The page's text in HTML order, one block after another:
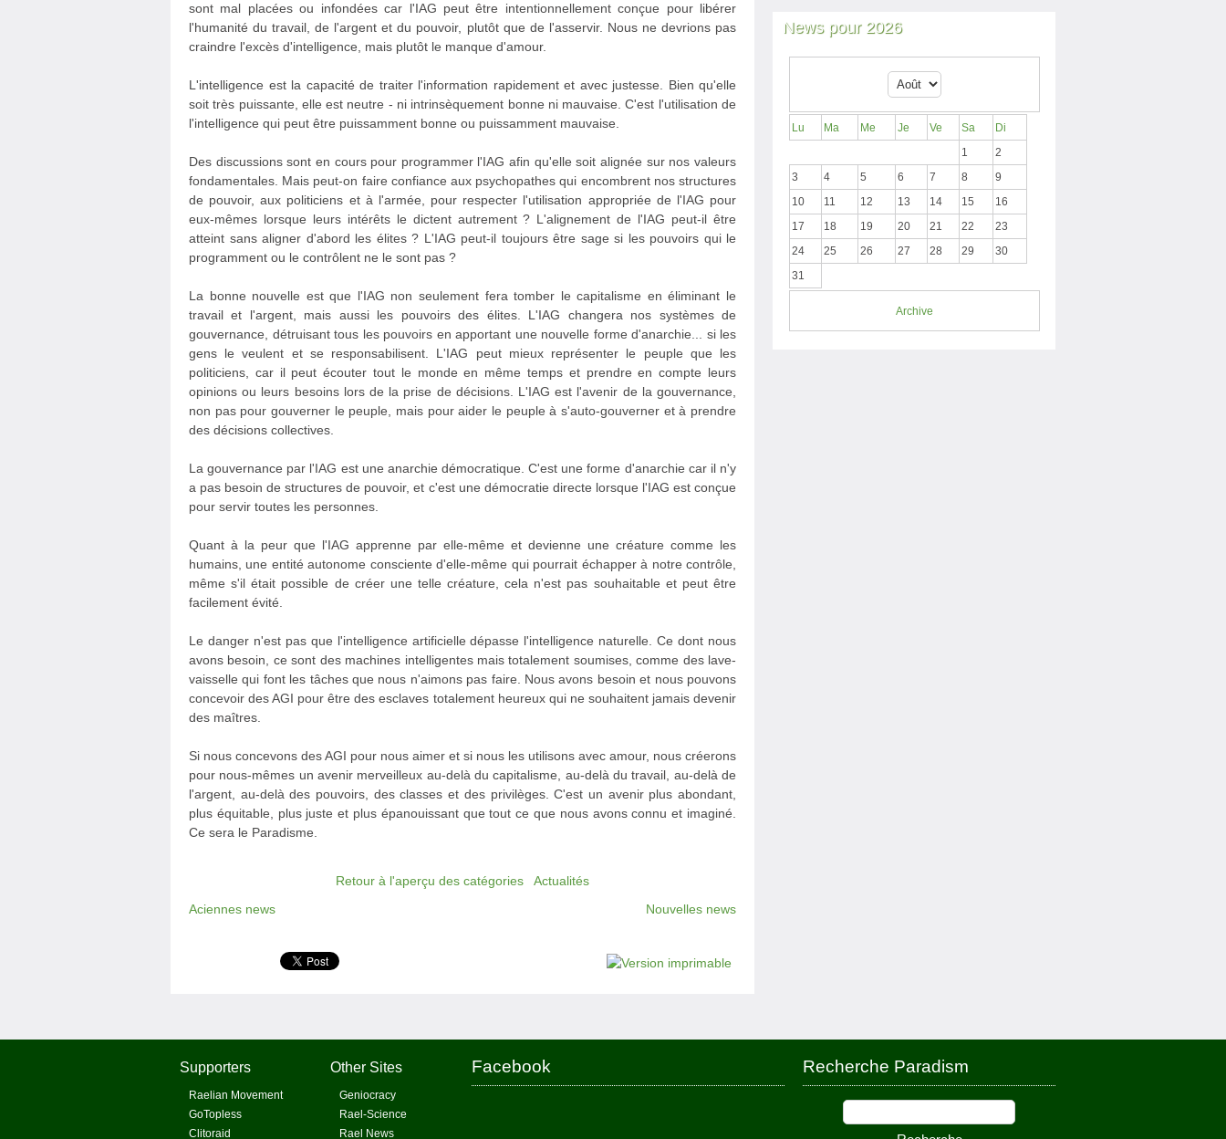
sont mal placées ou infondées car l'IAG peut être intentionnellement conçue pour libérer
l'humanité du travail, de l'argent et du pouvoir, plutôt que de l'asservir. Nous ne devrions pas
craindre l'excès d'intelligence, mais plutôt le manque d'amour.
L'intelligence est la capacité de traiter l'information rapidement et avec justesse. Bien qu'elle
soit très puissante, elle est neutre - ni intrinsèquement bonne ni mauvaise. C'est l'utilisation de
l'intelligence qui peut être puissamment bonne ou puissamment mauvaise.
Des discussions sont en cours pour programmer l'IAG afin qu'elle soit alignée sur nos valeurs
fondamentales. Mais peut-on faire confiance aux psychopathes qui encombrent nos structures
de pouvoir, aux politiciens et à l'armée, pour respecter l'utilisation appropriée de l'IAG pour
eux-mêmes lorsque leurs intérêts le dictent autrement ? L'alignement de l'IAG peut-il être
atteint sans aligner d'abord les élites ? L'IAG peut-il toujours être sage si les pouvoirs qui le
programment ou le contrôlent ne le sont pas ?
La bonne nouvelle est que l'IAG non seulement fera tomber le capitalisme en éliminant le
travail et l'argent, mais aussi les pouvoirs des élites. L'IAG changera nos systèmes de
gouvernance, détruisant tous les pouvoirs en apportant une nouvelle forme d'anarchie... si les
gens le veulent et se responsabilisent. L'IAG peut mieux représenter le peuple que les
politiciens, car il peut écouter tout le monde en même temps et prendre en compte leurs
opinions ou leurs besoins lors de la prise de décisions. L'IAG est l'avenir de la gouvernance,
non pas pour gouverner le peuple, mais pour aider le peuple à s'auto-gouverner et à prendre
des décisions collectives.
La gouvernance par l'IAG est une anarchie démocratique. C'est une forme d'anarchie car il n'y
a pas besoin de structures de pouvoir, et c'est une démocratie directe lorsque l'IAG est conçue
pour servir toutes les personnes.
Quant à la peur que l'IAG apprenne par elle-même et devienne une créature comme les
humains, une entité autonome consciente d'elle-même qui pourrait échapper à notre contrôle,
même s'il était possible de créer une telle créature, cela n'est pas souhaitable et peut être
facilement évité.
Le danger n'est pas que l'intelligence artificielle dépasse l'intelligence naturelle. Ce dont nous
avons besoin, ce sont des machines intelligentes mais totalement soumises, comme des lave-
vaisselle qui font les tâches que nous n'aimons pas faire. Nous avons besoin et nous pouvons
concevoir des AGI pour être des esclaves totalement heureux qui ne souhaitent jamais devenir
des maîtres.
Si nous concevons des AGI pour nous aimer et si nous les utilisons avec amour, nous créerons
pour nous-mêmes un avenir merveilleux au-delà du capitalisme, au-delà du travail, au-delà de
l'argent, au-delà des pouvoirs, des classes et des privilèges. C'est un avenir plus abondant,
plus équitable, plus juste et plus épanouissant que tout ce que nous avons connu et imaginé.
Ce sera le Paradisme.
Retour à l'aperçu des catégories
Actualités
Aciennes news
Nouvelles news
News pour 2026
Lu Ma Me Je Ve Sa
Di
1
2
3
4 5 6 7 8
9
10
11 12 13 14 15
16
17
18 19 20 21 22
23
24
25 26 27 28 29
30
31
Archive
Supporters
Raelian Movement
GoTopless
Clitoraid
Other Sites
Geniocracy
Rael-Science
Rael News
Facebook Recherche Paradism